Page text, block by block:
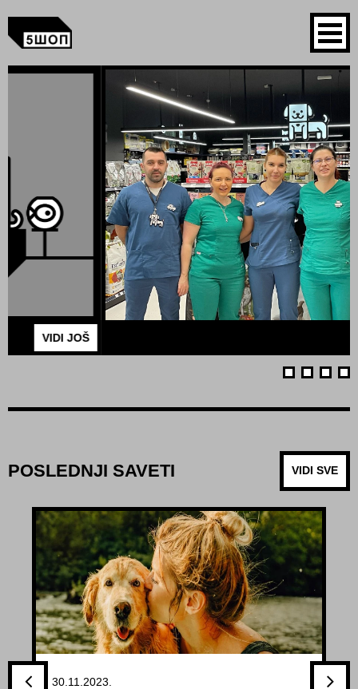
POSLEDNJI SAVETI VIDI SVE
30.11.2023.